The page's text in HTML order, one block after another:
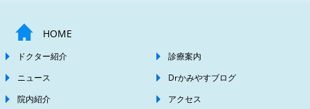
HOME
ドクター紹介
診療案内
ニュース
Drかみやすブログ
院内紹介
アクセス